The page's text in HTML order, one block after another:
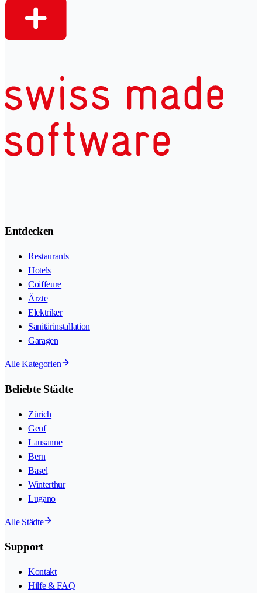
Entdecken
Restaurants
Hotels
Coiffeure
Ärzte
Elektriker
Sanitärinstallation
Garagen
Alle Kategorien
Beliebte Städte
Zürich
Genf
Lausanne
Bern
Basel
Winterthur
Lugano
Alle Städte
Support
Kontakt
Hilfe & FAQ